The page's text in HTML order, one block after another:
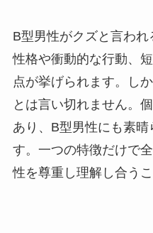
B型男性がクズと言わ
性格や衝動的な行動、
点が挙げられます。し
とは言い切れません。
あり、B型男性にも素
す。一つの特徴だけで
性を尊重し理解し合うこ